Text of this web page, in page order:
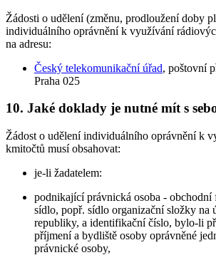
Žádosti o udělení (změnu, prodloužení doby
individuálního oprávnění k využívání
na adresu:
Český telekomunikační úřad, poštovní
Praha 025
10. Jaké doklady je nutné mít s
Žádost o udělení individuálního oprávnění k
kmitočtů musí obsahovat:
je-li žadatelem:
podnikající právnická osoba - obchodní
sídlo, popř. sídlo organizační složky na
republiky, a identifikační číslo, bylo-li
příjmení a bydliště osoby oprávněné
právnické osoby,